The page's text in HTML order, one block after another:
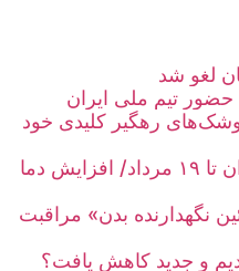
لغو شد
حضور تیم ملی ایران
۸۰ درصد از موشک‌های رهگیر کلیدی خود
پیش‌بینی وضعیت هوای مازندران تا ۱۹ مرداد/ افزایش دما
نگهدارنده بدن» مراقبت
و جدید کاهش یافت؟